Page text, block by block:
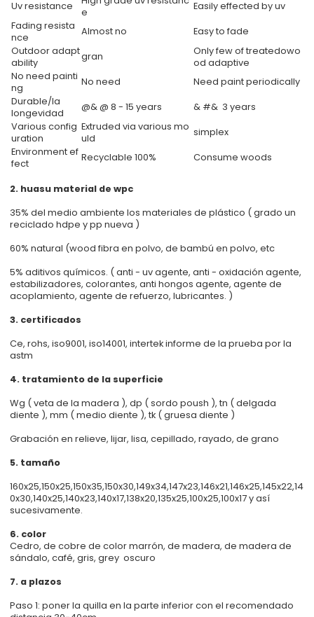
Uv resistance
e
Easily effected by uv
Fading resista
nce
Almost no
Easy to fade
Outdoor adapt
ability
gran
Only few of treatedowo
od adaptive
No need painti
ng
No need
Need paint periodically
Durable/la
longevidad
@& @ 8 - 15 years
& #& 3 years
Various config
uration
Extruded via various mo
uld
simplex
Environment ef
fect
Recyclable 100% Consume woods
2. huasu material de wpc
35% del medio ambiente los materiales de plástico ( grado un
reciclado hdpe y pp nueva )
60% natural (wood fibra en polvo, de bambú en polvo, etc
5% aditivos químicos. ( anti - uv agente, anti - oxidación agente,
estabilizadores, colorantes, anti hongos agente, agente de
acoplamiento, agente de refuerzo, lubricantes. )
3. certificados
Ce, rohs, iso9001, iso14001, intertek informe de la prueba por la
astm
4. tratamiento de la superficie
Wg ( veta de la madera ), dp ( sordo poush ), tn ( delgada
diente ), mm ( medio diente ), tk ( gruesa diente )
Grabación en relieve, lijar, lisa, cepillado, rayado, de grano
5. tamaño
160x25,150x25,150x35,150x30,149x34,147x23,146x21,146x25,145x22,14
0x30,140x25,140x23,140x17,138x20,135x25,100x25,100x17 y así
sucesivamente.
6. color
Cedro, de cobre de color marrón, de madera, de madera de
sándalo, café, gris, grey oscuro
7. a plazos
Paso 1: poner la quilla en la parte inferior con el recomendado